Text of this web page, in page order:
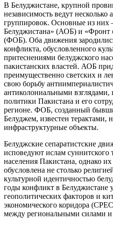
В Белуджистане, крупной
независимость ведут несколько
группировок. Основные из
Белуджистана» (АОБ) и «Фронт
(ФОБ). Оба движения
конфликта, обусловленного
притеснениями белуджского
пакистанских властей. АОБ
преимущественно светских и
свою борьбу
антиколониальными
политики Пакистана и его
регионе. ФОБ, созданный
Белуджем, известен
инфраструктурные объекты.
Белуджские сепаратистские
исповедуют ислам суннитского
населения Пакистана, однако
обусловлена не столько
культурной идентичностью
годы конфликт в Белуджистане
геополитических факторов и
экономического коридора
между региональными силами и